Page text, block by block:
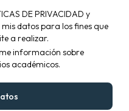
DE PRIVACIDAD y
datos para los fines que
a realizar.
información sobre
académicos.